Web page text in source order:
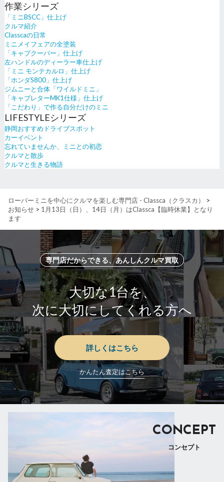
作業シリーズ
「ミニBSCC」仕上げ
クルマ紹介
Classcaの日常
ミニメイフェアの全塗装
「キャブクーパー」仕上げ
左ハンドルのディーラー車仕上げ
「ミニ モンテカルロ」仕上げ
「ホンダS800」仕上げ
ジムニーと合体「ワイルドミニ」
「キャブレターMK1仕様」仕上げ
「こだわり」で作る自分だけのミニ
LIFESTYLEシリーズ
静岡おすすめドライブスポット
カーイベント
忘れていませんか、ミニとの初恋
クルマと散歩
クルマと生きる物語
ローバーミニを中心にクルマを楽しむ専門店 - Classca（クラスカ）
>
お知らせ > 1月13日（日）、14日（月）はClassca【臨時休業】となり
ます
専門店だからできる、あんしんクルマ買取
大切な1台を、
次に大切にしてくれる方へ
詳しくはこちら
かんたん査定はこちら
CONCEPT
コンセプト